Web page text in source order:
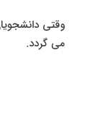
وقتی
می گردد.